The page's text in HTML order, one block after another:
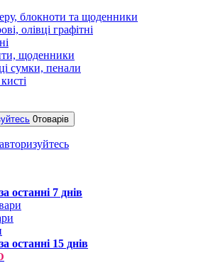
блокноти та щоденники
олівці графітні
щоденники
сумки, пенали
0товарів
авторизуйтесь
останнi 7 днiв
останнi 15 днiв